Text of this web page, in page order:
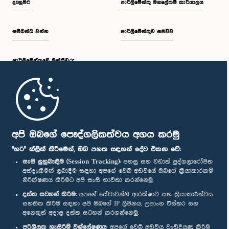
අපි ඔබගේ පෞද්ගලිකත්වය අගය කරමු
"හරි" ක්ලික් කිරීමෙන්, ඔබ පහත සඳහන් දේට එකඟ වේ:
සැසි ලුහුබැඳීම (Session Tracking): පහසු සහ වඩාත් පුද්ගලාරෝපිත
අත්දැකීමක් ලබාදීම සඳහා අපගේ වෙබ් අඩවියේ ඔබගේ ක්‍රියාකාරකම්
නිරීක්ෂණය කිරීමට අපි සැසි භාවිතා කරන්නෙමු.
දත්ත සටහන් කිරීම: අපගේ සේවාවන්හි ආරක්ෂාව සහ ක්‍රියාකාරීත්වය
සහතික කිරීම සඳහා අපි ඔබගේ IP ලිපිනය, උපාංග විස්තර සහ
අනෙකුත් අදාළ දත්ත සටහන් කරගන්නෙමු.
පරිශීලක හැසිරීම් විශ්ලේෂණය: අපගේ වෙබ් අඩවිය වැඩිදියුණු කිරීම
දැනුමට
සම්බන්ධ වන්න
පාර්ලි‌මේන්තුවේ මන්ත්‍රීවරු
මුල් පිටුව
පාර්ලිමේන්තු මහලේකම් කාර්යාලය
පාර්ලිමේන්තුව සජීවීව
පාර්ලිමේන්තු ජංගම යෙදුම
අප හා සම්බන්ධ වී සිටින්න :
සම්මාන